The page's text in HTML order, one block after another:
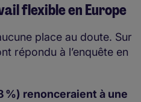
flexible en Europe
place au doute. Sur
répondu à l’enquête en
%) renonceraient à une